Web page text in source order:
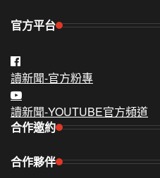
官方平台
讀新聞-官方粉專
讀新聞-YOUTUBE官方頻道
合作邀約
合作夥伴